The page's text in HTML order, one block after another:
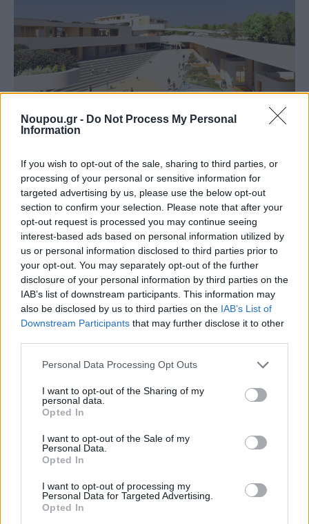
Noupou.gr - Do Not Process My Personal
Information
If you wish to opt-out of the sale, sharing to third parties, or
processing of your personal or sensitive information for
targeted advertising by us, please use the below opt-out
section to confirm your selection. Please note that after your
opt-out request is processed you may continue seeing
interest-based ads based on personal information utilized by
us or personal information disclosed to third parties prior to
your opt-out. You may separately opt-out of the further
disclosure of your personal information by third parties on the
IAB’s list of downstream participants. This information may
also be disclosed by us to third parties on the IAB’s List of
Downstream Participants that may further disclose it to other
Please note that this website/app uses one or more Google
not limited to your visit or usage behaviour. You may click to
grant or deny consent to Google and its third-party tags to
use your data for below specified purposes in below Google
consent section.
Personal Data Processing Opt Outs
I want to opt-out of the Sharing of my
personal data.
Opted In
I want to opt-out of the Sale of my
Personal Data.
Opted In
I want to opt-out of processing my
Personal Data for Targeted Advertising.
Opted In
Tι θα περιλαμβάνει το συγκρότημα που θα
δημιουργηθεί
Το σχολικό συγκρότημα, που θα αναπτυχθεί σε τρία
επίπεδα, θα περιλαμβάνει πέρα από διοικητικούς
χώρους, αίθουσες διδασκαλίας και τις απαραίτητες
συνολική επιφάνεια δόμησης θα ξεπερνά τα 17.000
τετραγωνικά μέτρα. Από τη συνολική έκταση, περίπου
21 στρέμματα θα παραμείνουν αδόμητα, ενώ
προβλέπονται και 139 θέσεις στάθμευσης για την